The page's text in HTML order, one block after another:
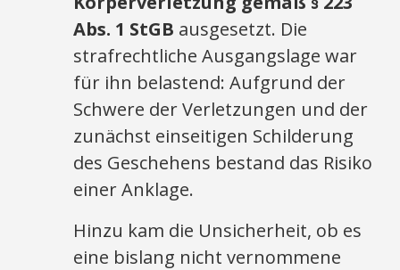
Abs. 1 StGB ausgesetzt. Die
strafrechtliche Ausgangslage war
für ihn belastend: Aufgrund der
Schwere der Verletzungen und der
zunächst einseitigen Schilderung
des Geschehens bestand das Risiko
einer Anklage.
Hinzu kam die Unsicherheit, ob es
eine bislang nicht vernommene